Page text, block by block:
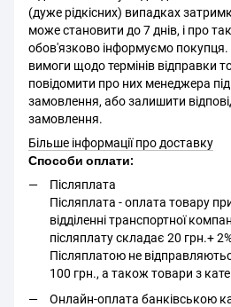
(дуже рідкісних) випадках
може становити до 7 днів, і про
обов'язково інформуємо
вимоги щодо термінів відправки
повідомити про них менеджера
замовлення, або залишити
замовлення.
Більше інформації про доставку
Способи оплати:
Післяплата
Післяплата - оплата товару
відділенні транспортної
післяплату складає 20 грн.+
Післяплатою не
100 грн., а також товари з
Онлайн-оплата банківською